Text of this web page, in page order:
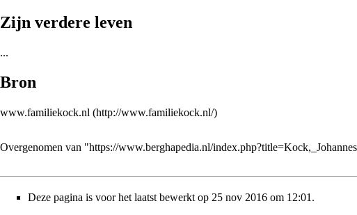
Zijn verdere leven
...
Bron
www.familiekock.nl
Overgenomen van "https://www.berghapedia.nl/
Deze pagina is voor het laatst bewerkt op 25 nov 2016 om 12:01.